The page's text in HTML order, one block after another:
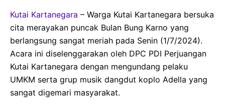
Kutai Kartanegara – Warga Kutai Kartanegara bersuka
cita merayakan puncak Bulan Bung Karno yang
berlangsung sangat meriah pada Senin (1/7/2024).
Acara ini diselenggarakan oleh DPC PDI Perjuangan
Kutai Kartanegara dengan mengundang pelaku
UMKM serta grup musik dangdut koplo Adella yang
sangat digemari masyarakat.